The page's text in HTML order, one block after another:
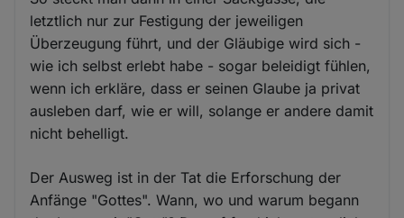
letztlich nur zur Festigung der jeweiligen
Überzeugung führt, und der Gläubige wird sich -
wie ich selbst erlebt habe - sogar beleidigt fühlen,
wenn ich erkläre, dass er seinen Glaube ja privat
ausleben darf, wie er will, solange er andere damit
nicht behelligt.
Der Ausweg ist in der Tat die Erforschung der
Anfänge "Gottes". Wann, wo und warum begann